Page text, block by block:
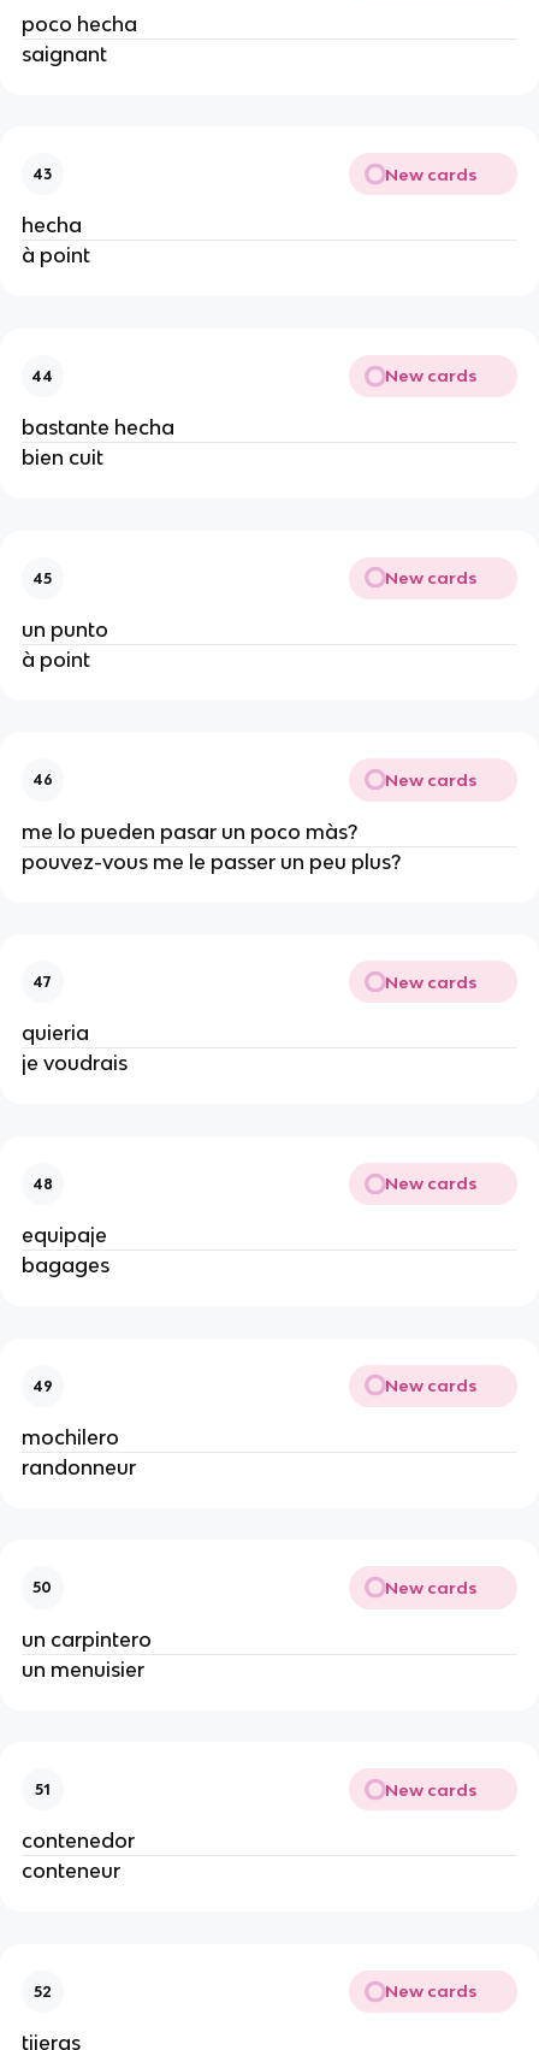
poco hecha
saignant
43 New cards
hecha
à point
44 New cards
bastante hecha
bien cuit
45 New cards
un punto
à point
46 New cards
me lo pueden pasar un poco màs?
pouvez-vous me le passer un peu plus?
47 New cards
quieria
je voudrais
48 New cards
equipaje
bagages
49 New cards
mochilero
randonneur
50 New cards
un carpintero
un menuisier
51 New cards
contenedor
conteneur
52 New cards
tijeras